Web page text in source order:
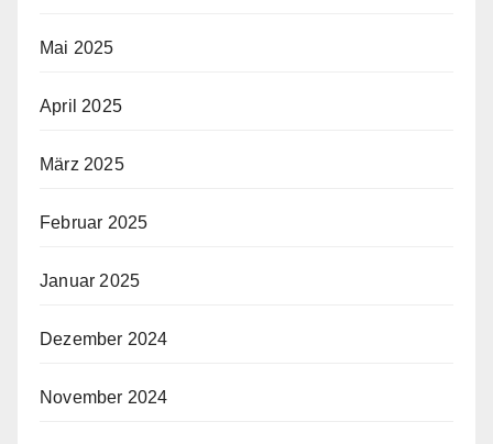
Mai 2025
April 2025
März 2025
Februar 2025
Januar 2025
Dezember 2024
November 2024